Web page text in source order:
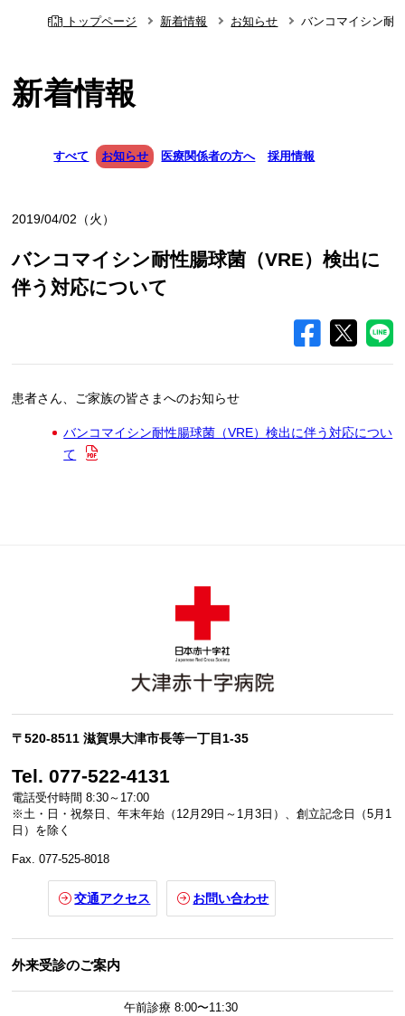
トップページ 新着情報 お知らせ バンコマイシン耐
新着情報
すべて お知らせ 医療関係者の方へ 採用情報
2019/04/02（火）
バンコマイシン耐性腸球菌（VRE）検出に
伴う対応について
患者さん、ご家族の皆さまへのお知らせ
バンコマイシン耐性腸球菌（VRE）検出に伴う対応につい
て
〒520-8511 滋賀県大津市長等一丁目1-35
Tel. 077-522-4131
電話受付時間 8:30～17:00
※土・日・祝祭日、年末年始（12月29日～1月3日）、創立記念日（5月1
日）を除く
Fax. 077-525-8018
交通アクセス お問い合わせ
外来受診のご案内
午前診療8:00〜11:30